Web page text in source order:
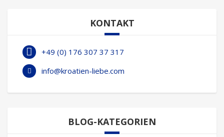
KONTAKT
+49 (0) 176 307 37 317
info@kroatien-liebe.com
BLOG-KATEGORIEN